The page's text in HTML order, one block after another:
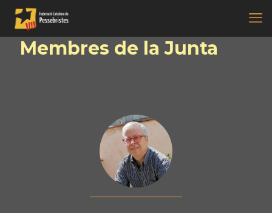
Membres de la Junta